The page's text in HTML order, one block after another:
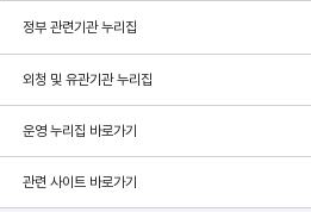
정부 관련기관 누리집
외청 및 유관기관 누리집
운영 누리집 바로가기
관련 사이트 바로가기